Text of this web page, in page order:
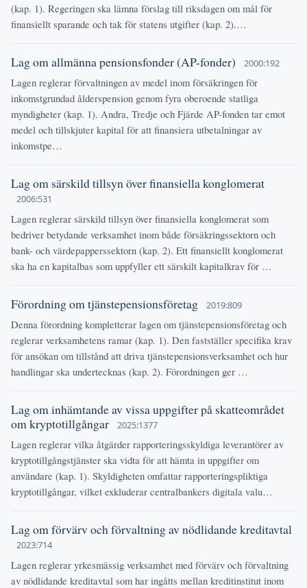
(kap. 1). Regeringen ska lämna förslag till riksdagen om mål för
finansiellt sparande och tak för statens utgifter (kap. 2).…
Lag om allmänna pensionsfonder (AP-fonder) 2000:192
Lagen reglerar förvaltningen av medel inom försäkringen för
inkomstgrundad ålderspension genom fyra oberoende statliga
myndigheter (kap. 1). Andra, Tredje och Fjärde AP-fonden tar emot
medel och tillskjuter kapital för att finansiera utbetalningar av
inkomstpe…
Lag om särskild tillsyn över finansiella konglomerat
2006:531
Lagen reglerar särskild tillsyn över finansiella konglomerat som
bedriver betydande verksamhet inom både försäkringssektorn och
bank- och värdepapperssektorn (kap. 2). Ett finansiellt konglomerat
ska ha en kapitalbas som uppfyller ett särskilt kapitalkrav för …
Förordning om tjänstepensionsföretag 2019:809
Denna förordning kompletterar lagen om tjänstepensionsföretag och
reglerar verksamhetens ramar (kap. 1). Den fastställer specifika krav
för ansökan om tillstånd att driva tjänstepensionsverksamhet och hur
handlingar ska undertecknas (kap. 2). Förordningen ger …
Lag om inhämtande av vissa uppgifter på skatteområdet
om kryptotillgångar
2025:1377
Lagen reglerar vilka åtgärder rapporteringsskyldiga leverantörer av
kryptotillgångstjänster ska vidta för att hämta in uppgifter om
användare (kap. 1). Skyldigheten omfattar rapporteringspliktiga
kryptotillgångar, vilket exkluderar centralbankers digitala valu…
Lag om förvärv och förvaltning av nödlidande kreditavtal
2023:714
Lagen reglerar yrkesmässig verksamhet med förvärv och förvaltning
av nödlidande kreditavtal som har ingåtts mellan kreditinstitut inom